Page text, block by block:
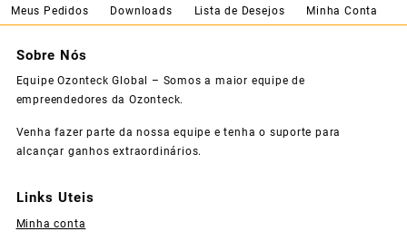
Meus Pedidos Downloads Lista de Desejos Minha Conta
Sobre Nós
Equipe Ozonteck Global – Somos a maior equipe de
empreendedores da Ozonteck.
Venha fazer parte da nossa equipe e tenha o suporte para
alcançar ganhos extraordinários.
Links Uteis
Minha conta